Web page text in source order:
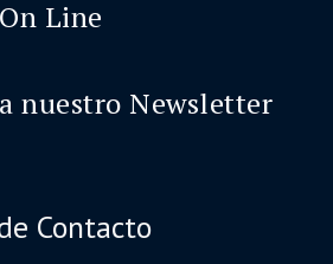
Line
nuestro Newsletter
Contacto